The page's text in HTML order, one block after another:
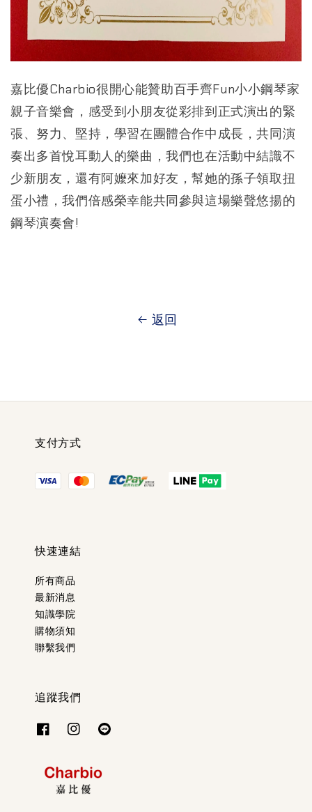
嘉比優Charbio很開心能贊助百手齊Fun小小鋼琴家
親子音樂會，感受到小朋友從彩排到正式演出的緊
張、努力、堅持，學習在團體合作中成長，共同演
奏出多首悅耳動人的樂曲，我們也在活動中結識不
少新朋友，還有阿嬤來加好友，幫她的孫子領取扭
蛋小禮，我們倍感榮幸能共同參與這場樂聲悠揚的
鋼琴演奏會!
返回
支付方式
快速連結
所有商品
最新消息
知識學院
購物須知
聯繫我們
追蹤我們